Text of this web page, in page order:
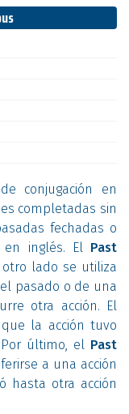
conjugación en
completadas sin
fechadas o
inglés. El Past
otro lado se utiliza
pasado o de una
otra acción. El
la acción tuvo
último, el Past
a una acción
hasta otra acción